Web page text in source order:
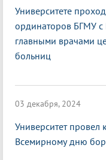
Университете
ординаторов БГМУ с
главными врачами
больниц
03 декабря, 2024
Университет
Всемирному дню